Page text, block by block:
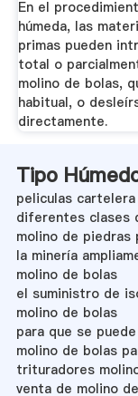
En el
húmeda, las
primas pueden
total o
molino de bolas,
habitual, o
directamente.
Tipo
peliculas
diferentes clases
molino de piedras
la minería
molino de bolas
el suministro de
molino de bolas
para que se
molino de bolas
trituradores
venta de molino